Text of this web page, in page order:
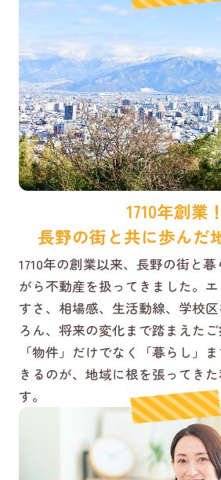
1710年創業！
長野の街と共に歩んだ
1710年の創業以来、長野の街と
がら不動産を扱ってきました。
すさ、相場感、生活動線、学校
ろん、将来の変化まで踏まえたご
「物件」だけでなく「暮らし」
きるのが、地域に根を張ってき
す。